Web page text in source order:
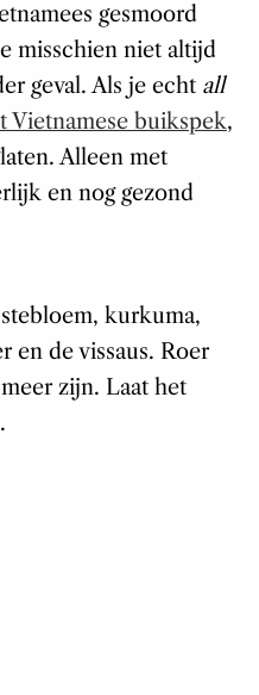
gesmoord
misschien niet altijd
geval. Als je echt all
Vietnamese buikspek,
Alleen met
en nog gezond
kurkuma,
en de vissaus. Roer
zijn. Laat het